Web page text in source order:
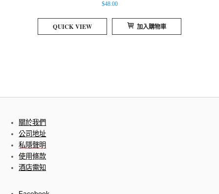
$48.00
QUICK VIEW 加入購物車
關於我們
公司地址
私隱聲明
使用條款
酒店需知